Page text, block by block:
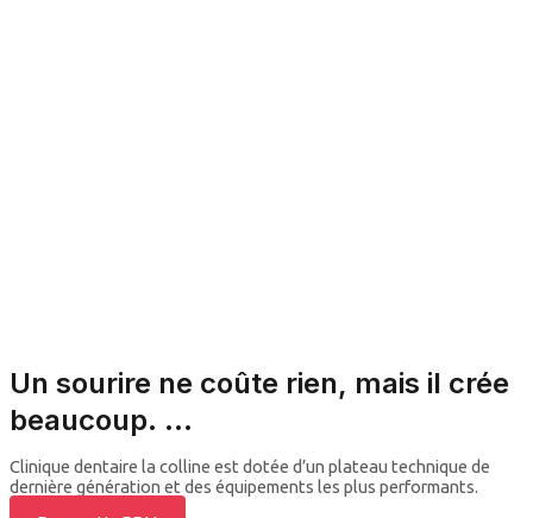
Un sourire ne coûte rien, mais il crée
beaucoup. ...
Clinique dentaire la colline est dotée d’un plateau technique de
dernière génération et des équipements les plus performants.